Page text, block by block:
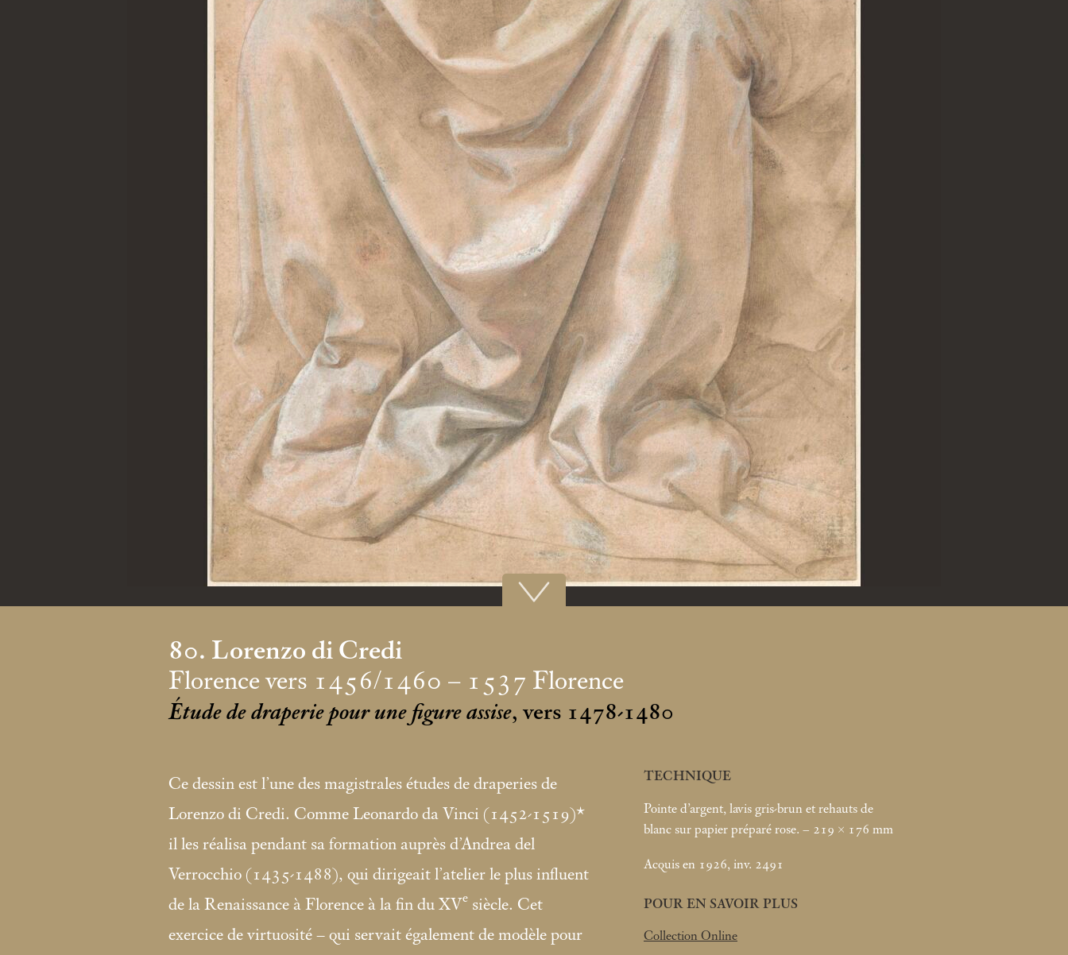
80. Lorenzo di Credi
Florence vers 1456/1460 – 1537 Florence
Étude de draperie pour une figure assise, vers 1478-1480
Ce dessin est l’une des magistrales études de draperies de
Lorenzo di Credi. Comme Leonardo da Vinci (1452-1519)*
il les réalisa pendant sa formation auprès d’Andrea del
Verrocchio (1435-1488), qui dirigeait l’atelier le plus influent
de la Renaissance à Florence à la fin du XVe siècle. Cet
exercice de virtuosité – qui servait également de modèle pour
TECHNIQUE
Pointe d’argent, lavis gris-brun et rehauts de
blanc sur papier préparé rose. – 219 × 176 mm
Acquis en 1926, inv. 2491
POUR EN SAVOIR PLUS
Collection Online